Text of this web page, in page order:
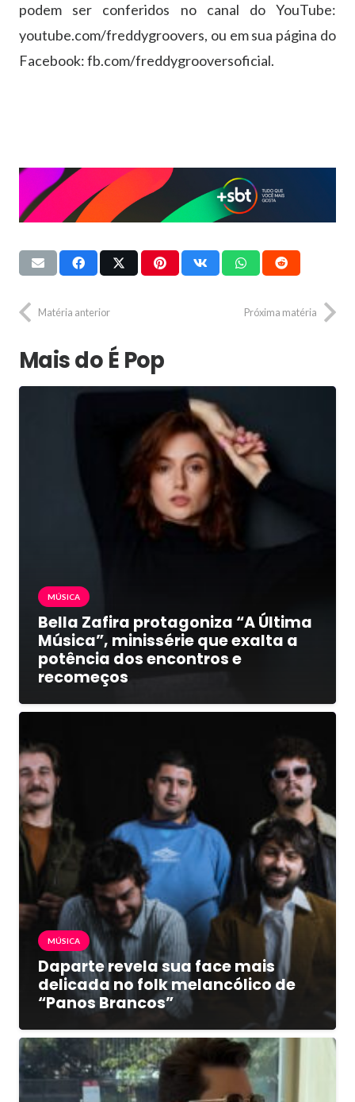
podem ser conferidos no canal do YouTube:
youtube.com/freddygroovers, ou em sua página do
Facebook: fb.com/freddygrooversoficial.
Matéria anterior Próxima matéria
Mais do É Pop
MÚSICA
Bella Zafira protagoniza “A Última
Música”, minissérie que exalta a
potência dos encontros e
recomeços
MÚSICA
Daparte revela sua face mais
delicada no folk melancólico de
“Panos Brancos”